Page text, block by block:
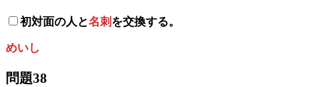
初対面の人と名刺 を交換する。
めいし
問題38